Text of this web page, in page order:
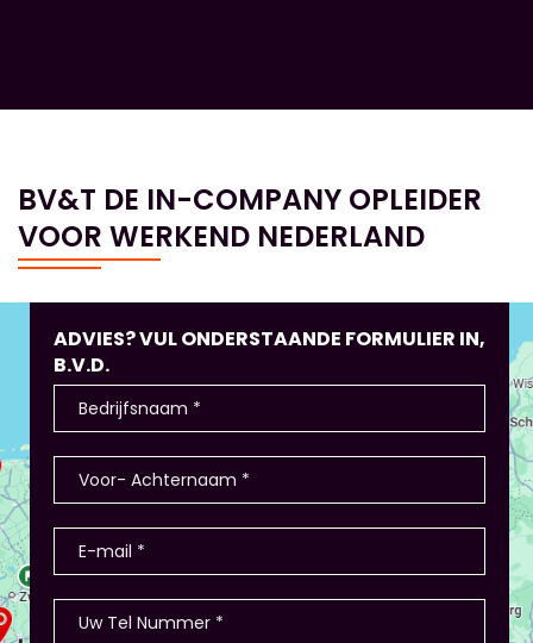
BV&T DE IN-COMPANY OPLEIDER
VOOR WERKEND NEDERLAND
ADVIES? VUL ONDERSTAANDE FORMULIER IN,
B.V.D.